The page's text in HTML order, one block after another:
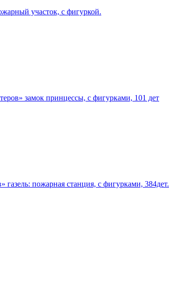
участок, с фигуркой.
замок принцессы, с фигурками, 101 дет
газель: пожарная станция, с фигурками, 384дет.